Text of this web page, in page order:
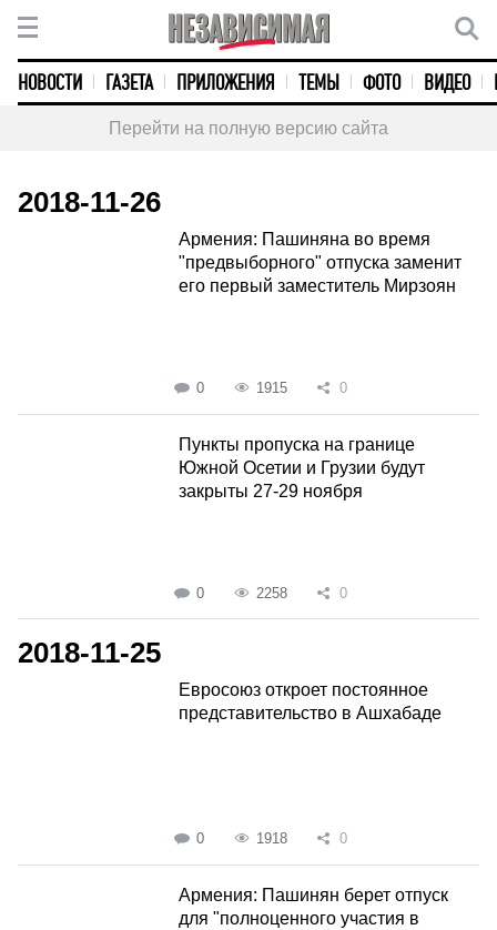
НОВОСТИ ГАЗЕТА ПРИЛОЖЕНИЯ ТЕМЫ ФОТО ВИДЕО
Перейти на полную версию сайта
2018-11-26
Армения: Пашиняна во время
"предвыборного" отпуска заменит
его первый заместитель Мирзоян
0 1915 0
Пункты пропуска на границе
Южной Осетии и Грузии будут
закрыты 27-29 ноября
0 2258 0
2018-11-25
Евросоюз откроет постоянное
представительство в Ашхабаде
0 1918 0
Армения: Пашинян берет отпуск
для "полноценного участия в